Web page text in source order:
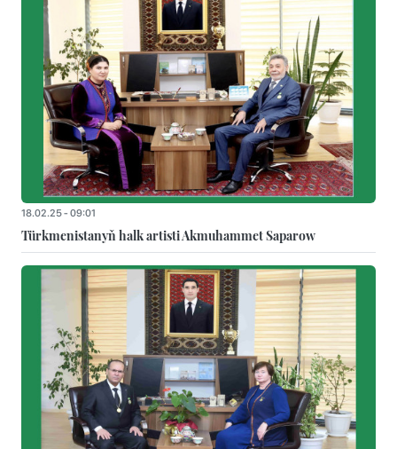
18.02.25 - 09:01
Türkmenistanyň halk artisti Akmuhammet Saparow